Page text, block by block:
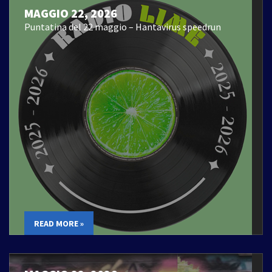
MAGGIO 22, 2026
Puntatina del 22 maggio – Hantavirus speedrun
READ MORE »